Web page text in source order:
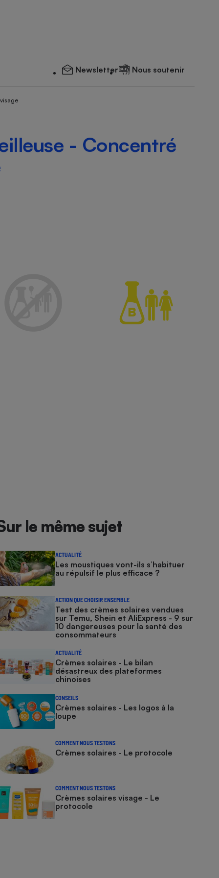
Newsletter Nous soutenir
- Concentré
le même sujet
ACTUALITÉ
Les moustiques vont-ils s’habituer
au répulsif le plus efficace ?
ACTION QUE CHOISIR ENSEMBLE
Test des crèmes solaires vendues
sur Temu, Shein et AliExpress - 9 sur
10 dangereuses pour la santé des
consommateurs
ACTUALITÉ
Crèmes solaires - Le bilan
désastreux des plateformes
chinoises
CONSEILS
Crèmes solaires - Les logos à la
loupe
COMMENT NOUS TESTONS
Crèmes solaires - Le protocole
COMMENT NOUS TESTONS
Crèmes solaires visage - Le
protocole